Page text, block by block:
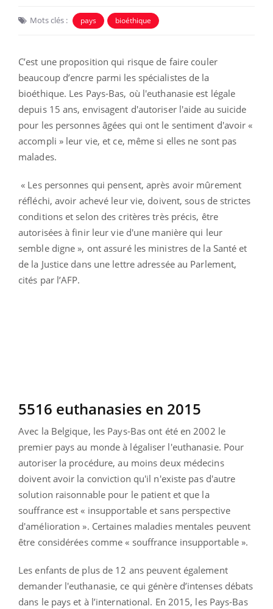
Mots clés : pays bioéthique
C’est une proposition qui risque de faire couler
beaucoup d’encre parmi les spécialistes de la
bioéthique. Les Pays-Bas, où l'euthanasie est légale
depuis 15 ans, envisagent d'autoriser l'aide au suicide
pour les personnes âgées qui ont le sentiment d'avoir «
accompli » leur vie, et ce, même si elles ne sont pas
malades.
« Les personnes qui pensent, après avoir mûrement
réfléchi, avoir achevé leur vie, doivent, sous de strictes
conditions et selon des critères très précis, être
autorisées à finir leur vie d'une manière qui leur
semble digne », ont assuré les ministres de la Santé et
de la Justice dans une lettre adressée au Parlement,
cités par l’AFP.
5516 euthanasies en 2015
Avec la Belgique, les Pays-Bas ont été en 2002 le
premier pays au monde à légaliser l'euthanasie. Pour
autoriser la procédure, au moins deux médecins
doivent avoir la conviction qu'il n'existe pas d'autre
solution raisonnable pour le patient et que la
souffrance est « insupportable et sans perspective
d'amélioration ». Certaines maladies mentales peuvent
être considérées comme « souffrance insupportable ».
Les enfants de plus de 12 ans peuvent également
demander l'euthanasie, ce qui génère d’intenses débats
dans le pays et à l’international. En 2015, les Pays-Bas